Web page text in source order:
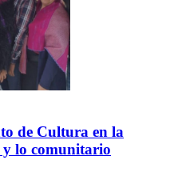
de Cultura en la
y lo comunitario